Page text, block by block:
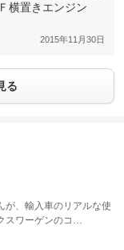
横置きエンジン
2015年11月30日
る
が、輸入車のリアルな使
スワーゲンのコ…